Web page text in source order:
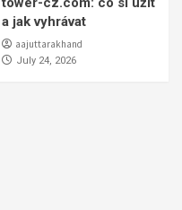
a jak vyhrávat
aajuttarakhand
July 24, 2026